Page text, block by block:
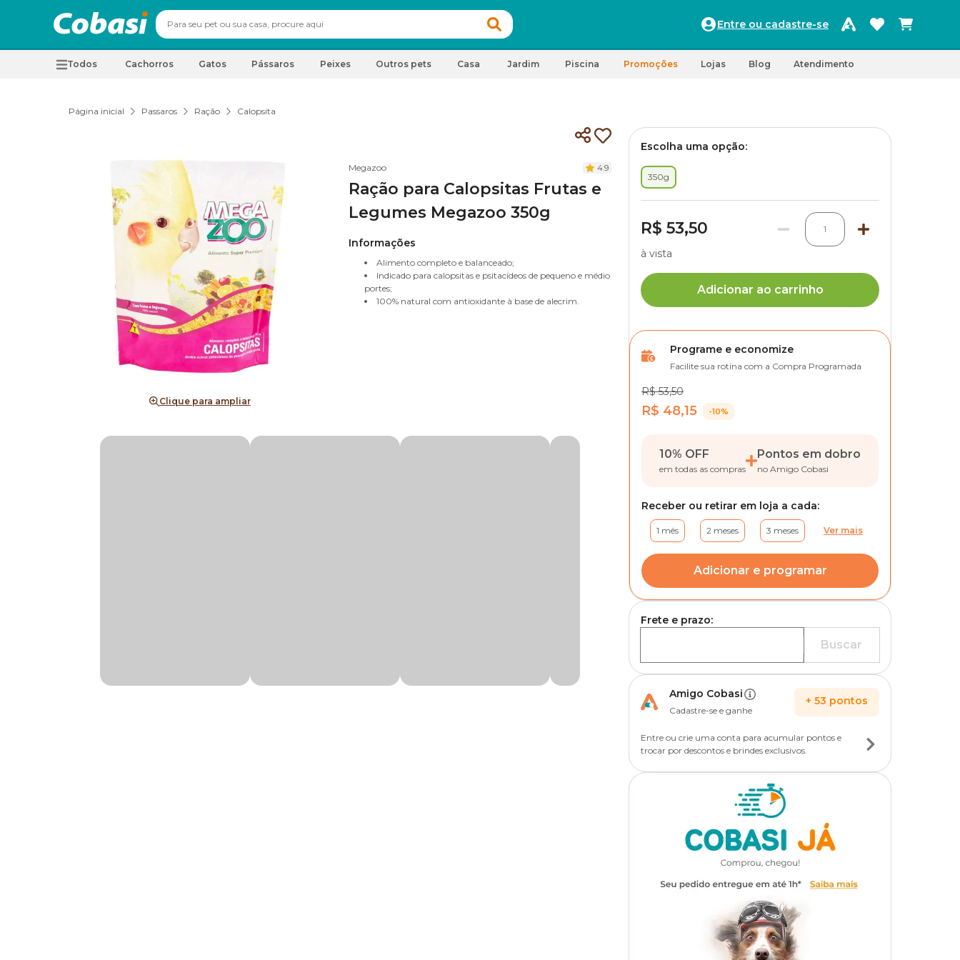
Entre ou cadastre-se
Todos Cachorros Gatos Pássaros Peixes Outros pets Casa Jardim Piscina Promoções Lojas Blog Atendimento
Página inicial Passaros Ração Calopsita
Clique para ampliar
Megazoo 4.9
Ração para Calopsitas Frutas e
Legumes Megazoo 350g
Informações
Alimento completo e balanceado;
Indicado para calopsitas e psitacídeos de pequeno e médio
portes;
100% natural com antioxidante à base de alecrim.
Escolha uma opção:
350g
R$ 53,50 1
à vista
Adicionar ao carrinho
Programe e economize
Facilite sua rotina com a Compra Programada
R$ 53,50
R$ 48,15 -10%
10% OFF
em todas as compras
Pontos em dobro
no Amigo Cobasi
Receber ou retirar em loja a cada:
1 mês 2 meses 3 meses Ver mais
Adicionar e programar
Frete e prazo:
Buscar
Amigo Cobasi
Cadastre-se e ganhe
+ 53 pontos
Entre ou crie uma conta para acumular pontos e
trocar por descontos e brindes exclusivos.